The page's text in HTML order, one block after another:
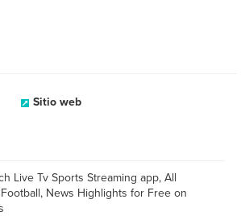
Sitio web
Live Tv Sports Streaming app, All
News Highlights for Free on